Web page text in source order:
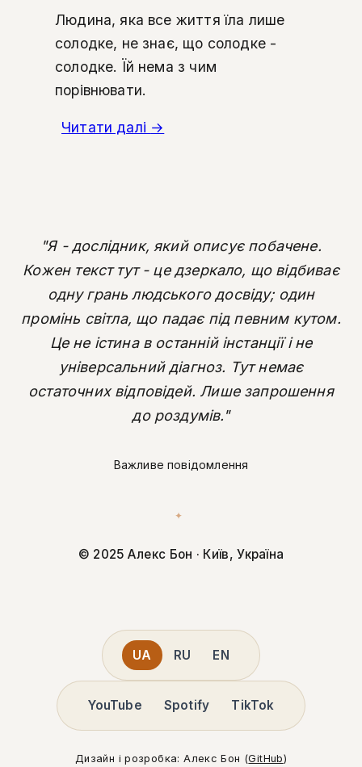
Людина, яка все життя їла лише
солодке, не знає, що солодке -
солодке. Їй нема з чим
порівнювати.
Читати далі →
"Я - дослідник, який описує побачене.
Кожен текст тут - це дзеркало, що відбиває
одну грань людського досвіду; один
промінь світла, що падає під певним кутом.
Це не істина в останній інстанції і не
універсальний діагноз. Тут немає
остаточних відповідей. Лише запрошення
до роздумів."
Важливе повідомлення
✦
© 2025 Алекс Бон · Київ, Україна
UA RU EN
YouTube Spotify TikTok
Дизайн і розробка: Алекс Бон (GitHub)